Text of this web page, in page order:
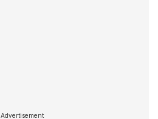
Advertisement